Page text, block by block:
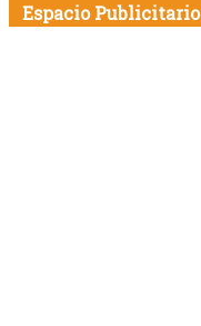
Espacio Publicitario